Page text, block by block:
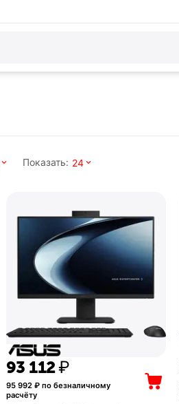
Показать: 24
93 112₽
95 992₽ по безналичному
расчёту